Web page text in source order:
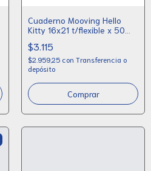
Cuaderno Mooving Hello
Kitty 16x21 t/flexible x 50
$3.115
$2.959,25 con Transferencia o
depósito